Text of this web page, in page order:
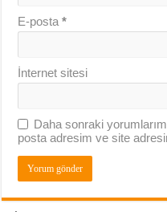
E-posta*
İnternet sitesi
Daha sonraki
posta adresim ve site